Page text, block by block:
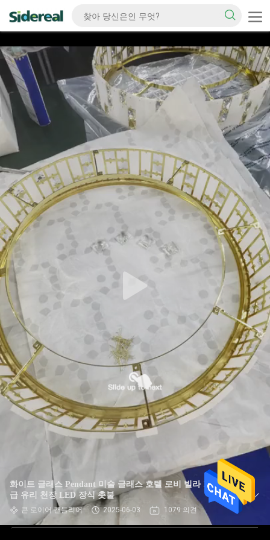
화이트 글래스 Pendant 미술 글래스 호텔 로비 빌라 거실 고
급 유리 천장 LED 장식 촛불
큰 로이어 캔들리어 2025-06-03 1079 의견